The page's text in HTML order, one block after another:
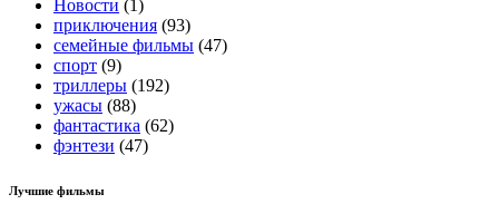
Новости (1)
приключения (93)
семейные фильмы (47)
спорт (9)
триллеры (192)
ужасы (88)
фантастика (62)
фэнтези (47)
Лучшие фильмы